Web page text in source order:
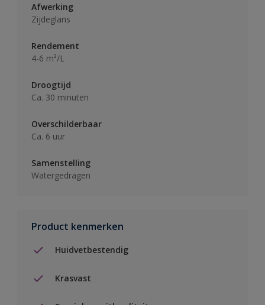
Afwerking
Zijdeglans
Rendement
4-6 m²/L
Droogtijd
Ca. 30 minuten
Overschilderbaar
Ca. 6 uur
Samenstelling
Watergedragen
Product kenmerken
Huidvetbestendig
Krasvast